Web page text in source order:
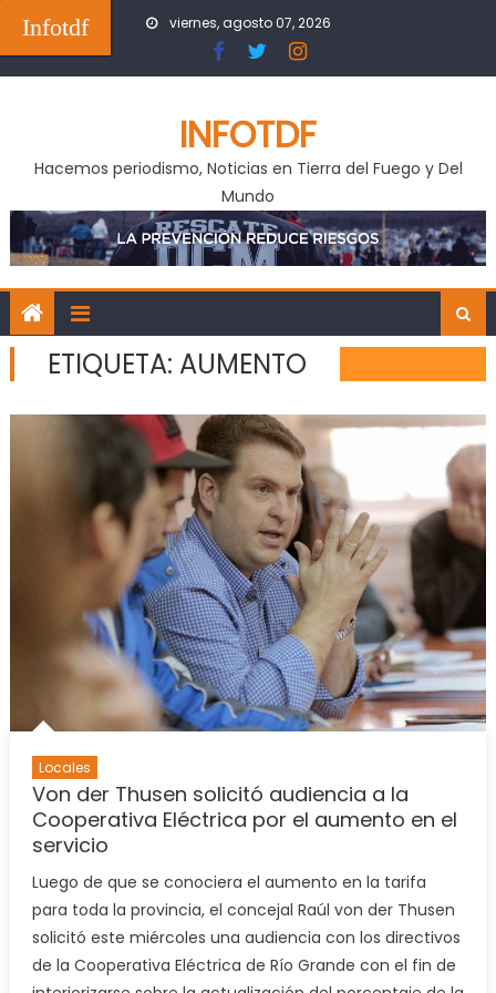
viernes, agosto 07, 2026
INFOTDF
Hacemos periodismo, Noticias en Tierra del Fuego y Del
Mundo
ETIQUETA: AUMENTO
Locales
Von der Thusen solicitó audiencia a la
Cooperativa Eléctrica por el aumento en el
servicio
Luego de que se conociera el aumento en la tarifa
para toda la provincia, el concejal Raúl von der Thusen
solicitó este miércoles una audiencia con los directivos
de la Cooperativa Eléctrica de Río Grande con el fin de
Infotdf